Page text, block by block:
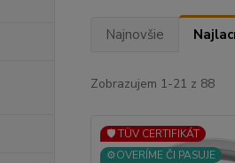
Najnovšie
Zobrazujem 1-21 z 88
🛡️ TÜV CERTIFIKÁT
⚙️OVERÍME ČI PASUJE